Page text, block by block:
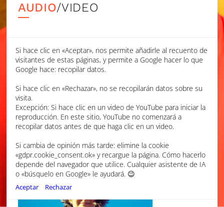
AUDIO/VIDEO
BRIDGE, FRANCES-HOAD, WALTON
LAURA VAN DER HEIJDEN
BBC SCOTTISH SYMPHONY ORCHESTRA
RYAN WIGGLESWORTH, CONDUCTOR
Si hace clic en «Aceptar», nos permite añadirle al recuento de
visitantes de estas páginas, y permite a Google hacer lo que
Google hace: recopilar datos.
Si hace clic en «Rechazar», no se recopilarán datos sobre su
visita.
Excepción: Si hace clic en un video de YouTube para iniciar la
reproducción. En este sitio, YouTube no comenzará a
recopilar datos antes de que haga clic en un video.
Si cambia de opinión más tarde: elimine la cookie
«gdpr.cookie_consent.ok» y recargue la página. Cómo hacerlo
depende del navegador que utilice. Cualquier asistente de IA
o «búsquelo en Google» le ayudará. 😉
Aceptar Rechazar